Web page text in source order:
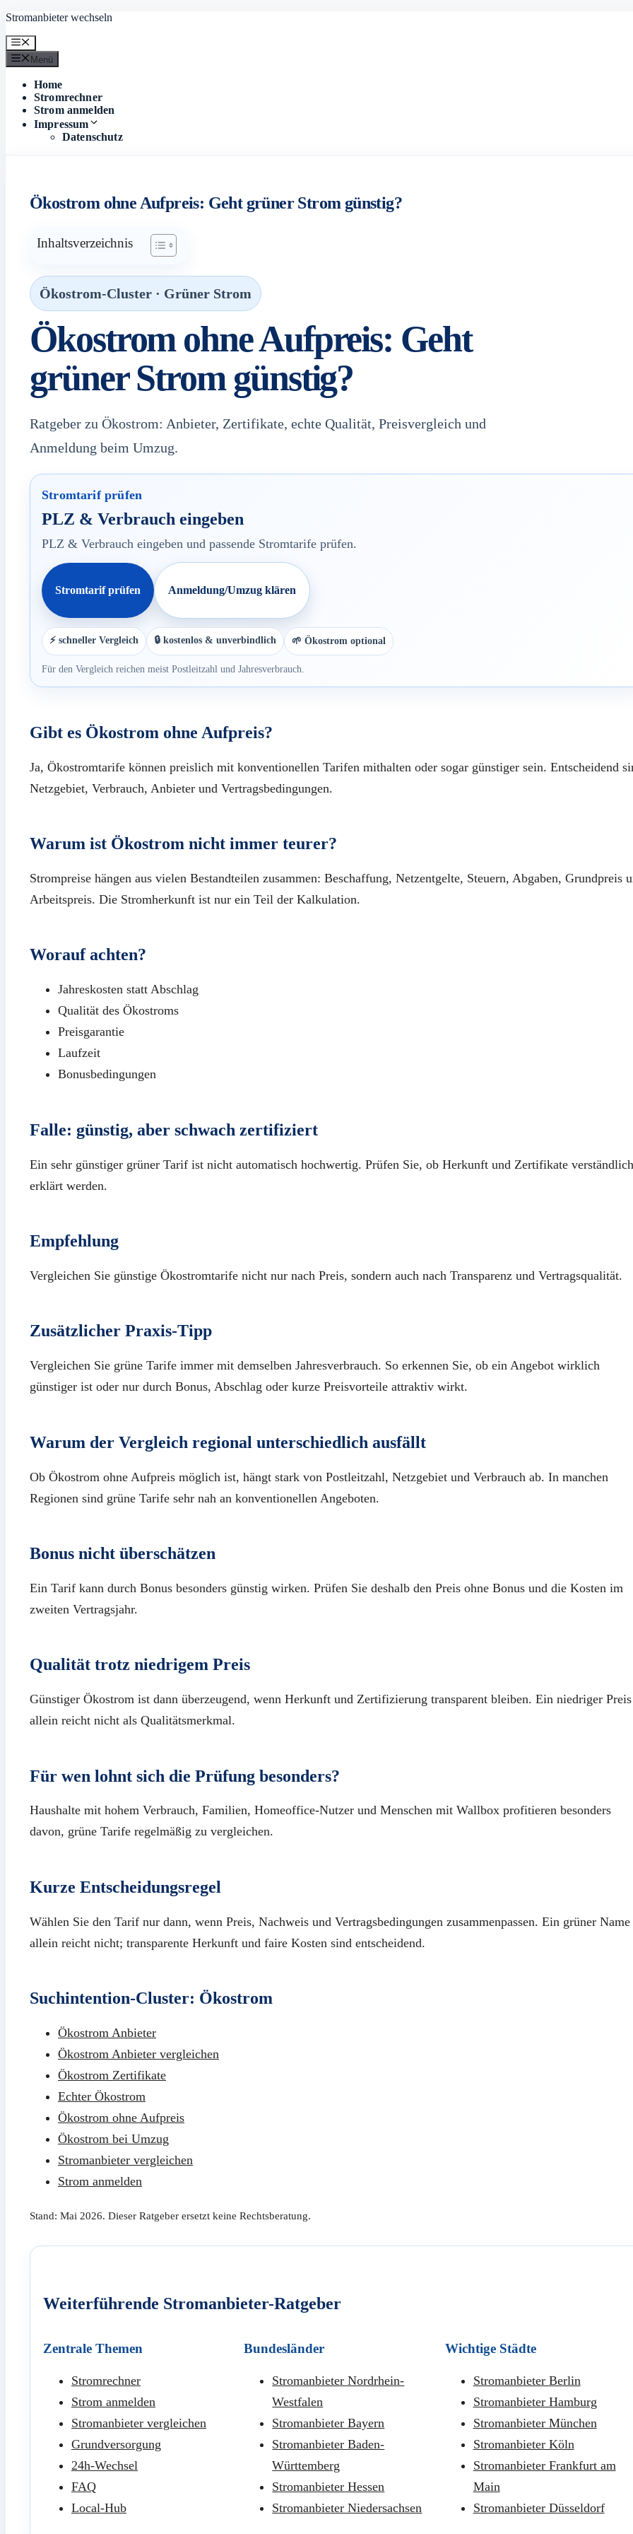
Zum
springen
Stromanbieter wechseln
Menü
Menü
Home
Stromrechner
Strom anmelden
Impressum
Datenschutz
Ökostrom ohne Aufpreis: Geht grüner Strom günstig?
Inhaltsverzeichnis
Ökostrom-Cluster · Grüner Strom
Ökostrom ohne Aufpreis: Geht
grüner Strom günstig?
Ratgeber zu Ökostrom: Anbieter, Zertifikate, echte Qualität, Preisvergleich und
Anmeldung beim Umzug.
Stromtarif prüfen
PLZ & Verbrauch eingeben
PLZ & Verbrauch eingeben und passende Stromtarife prüfen.
Stromtarif prüfen Anmeldung/Umzug klären
⚡ schneller Vergleich 🔒 kostenlos & unverbindlich 🌱 Ökostrom optional
Für den Vergleich reichen meist Postleitzahl und Jahresverbrauch.
Gibt es Ökostrom ohne Aufpreis?
Ja, Ökostromtarife können preislich mit konventionellen Tarifen mithalten oder sogar günstiger sein. Entscheidend
Netzgebiet, Verbrauch, Anbieter und Vertragsbedingungen.
Warum ist Ökostrom nicht immer teurer?
Strompreise hängen aus vielen Bestandteilen zusammen: Beschaffung, Netzentgelte, Steuern, Abgaben, Grundpreis
Arbeitspreis. Die Stromherkunft ist nur ein Teil der Kalkulation.
Worauf achten?
Jahreskosten statt Abschlag
Qualität des Ökostroms
Preisgarantie
Laufzeit
Bonusbedingungen
Falle: günstig, aber schwach zertifiziert
Ein sehr günstiger grüner Tarif ist nicht automatisch hochwertig. Prüfen Sie, ob Herkunft und Zertifikate verständlich
erklärt werden.
Empfehlung
Vergleichen Sie günstige Ökostromtarife nicht nur nach Preis, sondern auch nach Transparenz und Vertragsqualität.
Zusätzlicher Praxis-Tipp
Vergleichen Sie grüne Tarife immer mit demselben Jahresverbrauch. So erkennen Sie, ob ein Angebot wirklich
günstiger ist oder nur durch Bonus, Abschlag oder kurze Preisvorteile attraktiv wirkt.
Warum der Vergleich regional unterschiedlich ausfällt
Ob Ökostrom ohne Aufpreis möglich ist, hängt stark von Postleitzahl, Netzgebiet und Verbrauch ab. In manchen
Regionen sind grüne Tarife sehr nah an konventionellen Angeboten.
Bonus nicht überschätzen
Ein Tarif kann durch Bonus besonders günstig wirken. Prüfen Sie deshalb den Preis ohne Bonus und die Kosten im
zweiten Vertragsjahr.
Qualität trotz niedrigem Preis
Günstiger Ökostrom ist dann überzeugend, wenn Herkunft und Zertifizierung transparent bleiben. Ein niedriger Preis
allein reicht nicht als Qualitätsmerkmal.
Für wen lohnt sich die Prüfung besonders?
Haushalte mit hohem Verbrauch, Familien, Homeoffice-Nutzer und Menschen mit Wallbox profitieren besonders
davon, grüne Tarife regelmäßig zu vergleichen.
Kurze Entscheidungsregel
Wählen Sie den Tarif nur dann, wenn Preis, Nachweis und Vertragsbedingungen zusammenpassen. Ein grüner Name
allein reicht nicht; transparente Herkunft und faire Kosten sind entscheidend.
Suchintention-Cluster: Ökostrom
Ökostrom Anbieter
Ökostrom Anbieter vergleichen
Ökostrom Zertifikate
Echter Ökostrom
Ökostrom ohne Aufpreis
Ökostrom bei Umzug
Stromanbieter vergleichen
Strom anmelden
Stand: Mai 2026. Dieser Ratgeber ersetzt keine Rechtsberatung.
Weiterführende Stromanbieter-Ratgeber
Zentrale Themen
Stromrechner
Strom anmelden
Stromanbieter vergleichen
Grundversorgung
24h-Wechsel
FAQ
Local-Hub
Bundesländer
Stromanbieter Nordrhein-
Westfalen
Stromanbieter Bayern
Stromanbieter Baden-
Württemberg
Stromanbieter Hessen
Stromanbieter Niedersachsen
Wichtige Städte
Stromanbieter Berlin
Stromanbieter Hamburg
Stromanbieter München
Stromanbieter Köln
Stromanbieter Frankfurt am
Main
Stromanbieter Düsseldorf